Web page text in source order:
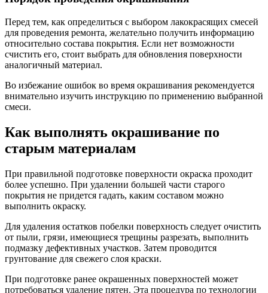
Перед тем, как определиться с выбором лакокрасящих смесей
для проведения ремонта, желательно получить информацию
относительно состава покрытия. Если нет возможности
счистить его, стоит выбрать для обновления поверхности
аналогичный материал.
Во избежание ошибок во время окрашивания рекомендуется
внимательно изучить инструкцию по применению выбранной
смеси.
Как выполнять окрашивание по
старым материалам
При правильной подготовке поверхности окраска проходит
более успешно. При удалении большей части старого
покрытия не придется гадать, каким составом можно
выполнить окраску.
Для удаления остатков побелки поверхность следует очистить
от пыли, грязи, имеющиеся трещины разрезать, выполнить
подмазку дефективных участков. Затем проводится
грунтование для свежего слоя краски.
При подготовке ранее окрашенных поверхностей может
потребоваться удаление пятен. Эта процедура по технологии